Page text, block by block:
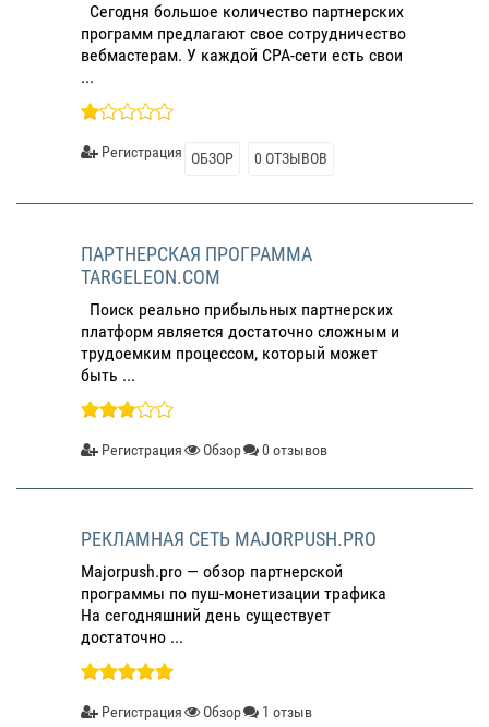
Сегодня большое количество партнерских
программ предлагают свое сотрудничество
вебмастерам. У каждой CPA-сети есть свои
...
Регистрация ОБЗОР 0 ОТЗЫВОВ
ПАРТНЕРСКАЯ ПРОГРАММА
TARGELEON.COM
Поиск реально прибыльных партнерских
платформ является достаточно сложным и
трудоемким процессом, который может
быть ...
Регистрация Обзор 0 отзывов
РЕКЛАМНАЯ СЕТЬ MAJORPUSH.PRO
Majorpush.pro — обзор партнерской
программы по пуш-монетизации трафика
На сегодняшний день существует
достаточно ...
Регистрация Обзор 1 отзыв